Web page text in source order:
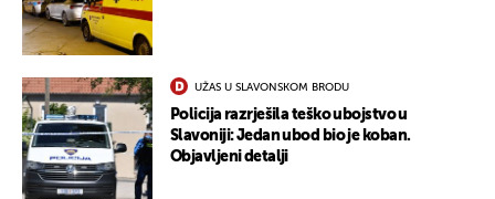
UŽAS U SLAVONSKOM BRODU
Policija razrješila teško ubojstvo u
Slavoniji: Jedan ubod bio je koban.
Objavljeni detalji